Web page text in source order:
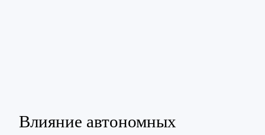
Влияние автономных